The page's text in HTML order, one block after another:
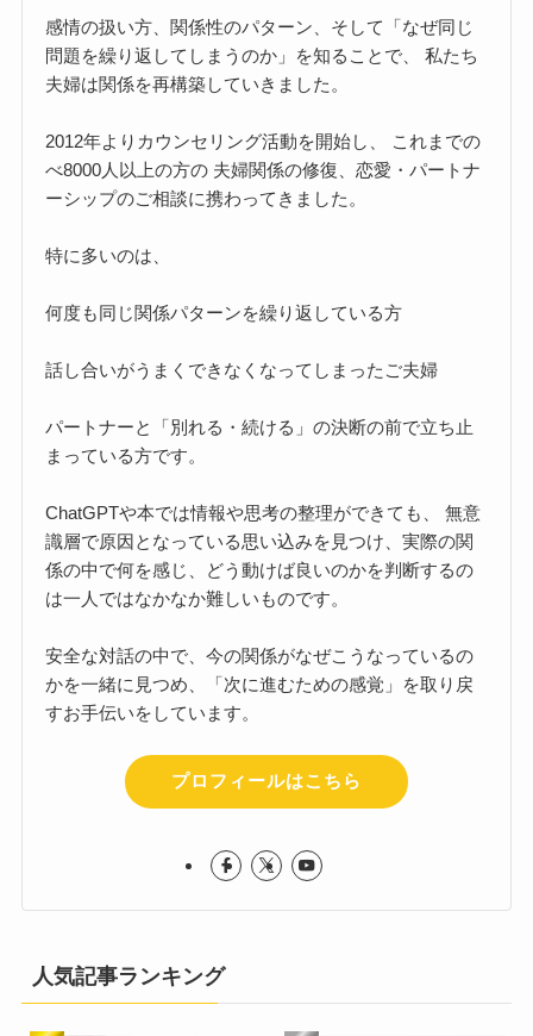
感情の扱い方、関係性のパターン、そして「なぜ同じ
問題を繰り返してしまうのか」を知ることで、 私たち
夫婦は関係を再構築していきました。
2012年よりカウンセリング活動を開始し、 これまでの
べ8000人以上の方の 夫婦関係の修復、恋愛・パートナ
ーシップのご相談に携わってきました。
特に多いのは、
何度も同じ関係パターンを繰り返している方
話し合いがうまくできなくなってしまったご夫婦
パートナーと「別れる・続ける」の決断の前で立ち止
まっている方です。
ChatGPTや本では情報や思考の整理ができても、 無意
識層で原因となっている思い込みを見つけ、実際の関
係の中で何を感じ、どう動けば良いのかを判断するの
は一人ではなかなか難しいものです。
安全な対話の中で、今の関係がなぜこうなっているの
かを一緒に見つめ、「次に進むための感覚」を取り戻
すお手伝いをしています。
プロフィールはこちら
人気記事ランキング